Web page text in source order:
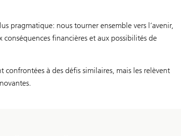
pragmatique: nous tourner ensemble vers l’avenir,
financières et aux possibilités de
confrontées à des défis similaires, mais les relèvent